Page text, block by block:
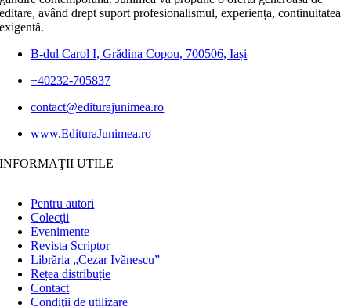
editare, având drept suport profesionalismul, experiența, continuitatea
exigentă.
B-dul Carol I, Grădina Copou, 700506, Iași
+40232-705837
contact@editurajunimea.ro
www.EdituraJunimea.ro
INFORMAŢII UTILE
Pentru autori
Colecţii
Evenimente
Revista Scriptor
Librăria „Cezar Ivănescu”
Rețea distribuție
Contact
Condiţii de utilizare